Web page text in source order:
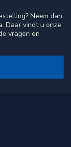
Neem dan
Daar vindt u onze
vragen en